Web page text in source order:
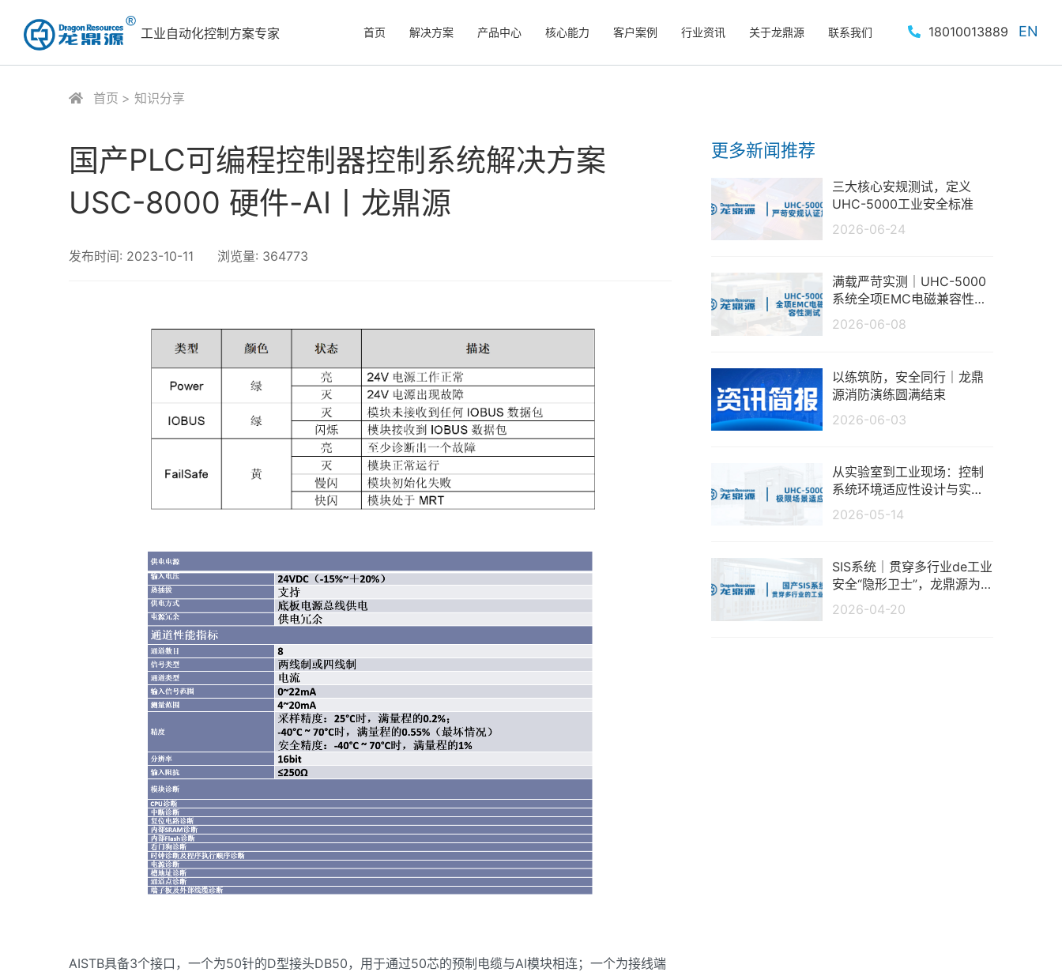
工业自动化控制方案专家 首页 解决方案 产品中心 核心能力 客户案例 行业资讯 关于龙鼎源 联系我们 18010013889 EN
首页 知识分享
国产PLC可编程控制器控制系统解决方案
USC-8000 硬件-AI丨龙鼎源
发布时间: 2023-10-11 浏览量: 364773
AISTB具备3个接口，一个为50针的D型接头DB50，用于通过50芯的预制电缆与AI模块相连；一个为接线端
更多新闻推荐
三大核心安规测试，定义
UHC-5000工业安全标准
2026-06-24
满载严苛实测｜UHC-5000
系统全项EMC电磁兼容性测
试报告
2026-06-08
以练筑防，安全同行｜龙鼎
源消防演练圆满结束
2026-06-03
从实验室到工业现场：控制
系统环境适应性设计与实测
分析
2026-05-14
SIS系统｜贯穿多行业de工业
安全“隐形卫士”，龙鼎源为
生产保驾护航
2026-04-20